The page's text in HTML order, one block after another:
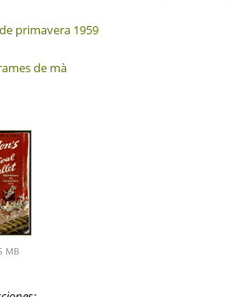
primavera 1959
de mà
MB